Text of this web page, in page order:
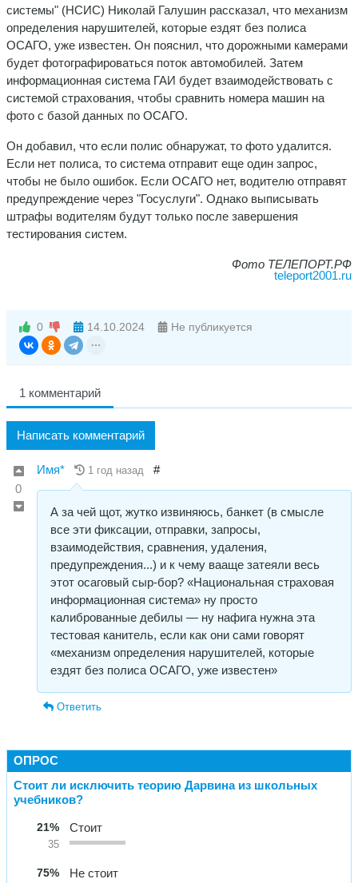
системы" (НСИС) Николай Галушин рассказал, что механизм
определения нарушителей, которые ездят без полиса
ОСАГО, уже известен. Он пояснил, что дорожными камерами
будет фотографироваться поток автомобилей. Затем
информационная система ГАИ будет взаимодействовать с
системой страхования, чтобы сравнить номера машин на
фото с базой данных по ОСАГО.
Он добавил, что если полис обнаружат, то фото удалится.
Если нет полиса, то система отправит еще один запрос,
чтобы не было ошибок. Если ОСАГО нет, водителю отправят
предупреждение через "Госуслуги". Однако выписывать
штрафы водителям будут только после завершения
тестирования систем.
Фото ТЕЛЕПОРТ.РФ
teleport2001.ru
0 14.10.2024 Не публикуется
1 комментарий
Написать комментарий
0
Имя* 1 год назад #
А за чей щот, жутко извиняюсь, банкет (в смысле
все эти фиксации, отправки, запросы,
взаимодействия, сравнения, удаления,
предупреждения...) и к чему вааще затеяли весь
этот осаговый сыр-бор? «Национальная страховая
информационная система» ну просто
калиброванные дебилы — ну нафига нужна эта
тестовая канитель, если как они сами говорят
«механизм определения нарушителей, которые
ездят без полиса ОСАГО, уже известен»
Ответить
ОПРОС
Стоит ли исключить теорию Дарвина из школьных
учебников?
21%
35
Стоит
75% Не стоит